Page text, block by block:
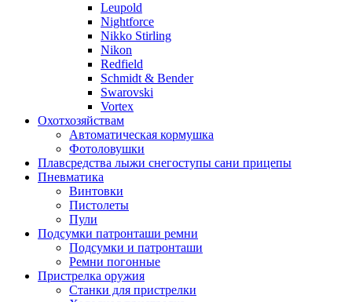
Leupold
Nightforce
Nikko Stirling
Nikon
Redfield
Schmidt & Bender
Swarovski
Vortex
Охотхозяйствам
Автоматическая кормушка
Фотоловушки
Плавсредства лыжи снегоступы сани прицепы
Пневматика
Винтовки
Пистолеты
Пули
Подсумки патронташи ремни
Подсумки и патронташи
Ремни погонные
Пристрелка оружия
Станки для пристрелки